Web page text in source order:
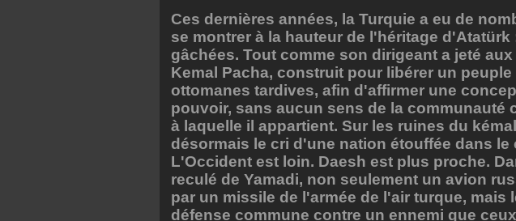
Ces dernières années, la Turquie a eu de
se montrer à la hauteur de l'héritage d'Atatürk
gâchées. Tout comme son dirigeant a jeté
Kemal Pacha, construit pour libérer un
ottomanes tardives, afin d'affirmer une
pouvoir, sans aucun sens de la communauté
à laquelle il appartient. Sur les ruines du
désormais le cri d'une nation étouffée dans le
L'Occident est loin. Daesh est plus proche.
reculé de Yamadi, non seulement un avion
par un missile de l'armée de l'air turque, mais
défense commune contre un ennemi que